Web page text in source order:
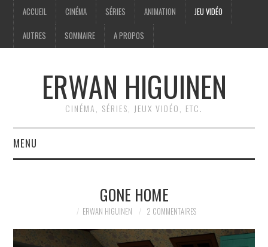
ACCUEIL CINÉMA SÉRIES ANIMATION JEU VIDÉO
AUTRES SOMMAIRE A PROPOS
ERWAN HIGUINEN
CINÉMA, SÉRIES, JEUX VIDÉO, ETC.
MENU
SÉRIES
GONE HOME
ERWAN HIGUINEN 2 COMMENTAIRES